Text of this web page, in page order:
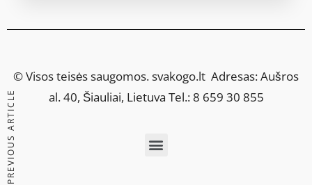
PREVIOUS ARTICLE
© Visos teisės saugomos.svakogo.lt Adresas: Aušros
al. 40, Šiauliai, Lietuva Tel.: 8 659 30 855